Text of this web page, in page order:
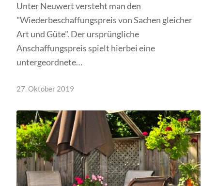
Unter Neuwert versteht man den
"Wiederbeschaffungspreis von Sachen gleicher
Art und Güte". Der ursprüngliche
Anschaffungspreis spielt hierbei eine
untergeordnete…
27. Oktober 2019